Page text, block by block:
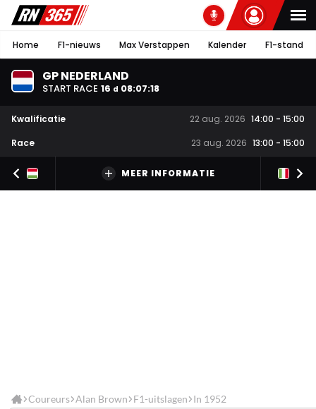
Home F1-nieuws Max Verstappen Kalender F1-stand
GP NEDERLAND
START RACE 16 d 08:07:17
Kwalificatie 22 aug. 2026 14:00 - 15:00
Race
23 aug. 2026 13:00 - 15:00
MEER INFORMATIE
Coureurs Alan Brown F1-uitslagen In 1952